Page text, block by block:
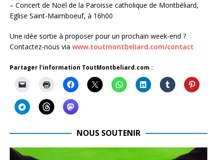
– Concert de Noël de la Paroisse catholique de Montbéliard,
Eglise Saint-Maimboeuf, à 16h00
Une idée sortie à proposer pour un prochain week-end ?
Contactez-nous via www.toutmontbeliard.com/contact
Partager l'information ToutMontbeliard.com :
NOUS SOUTENIR